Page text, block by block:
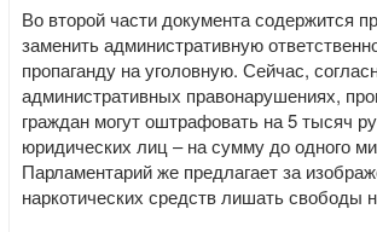
Во второй части документа содержится
заменить административную
пропаганду на уголовную. Сейчас,
административных правонарушениях,
граждан могут оштрафовать на 5 тысяч
юридических лиц – на сумму до одного
Парламентарий же предлагает за
наркотических средств лишать свободы